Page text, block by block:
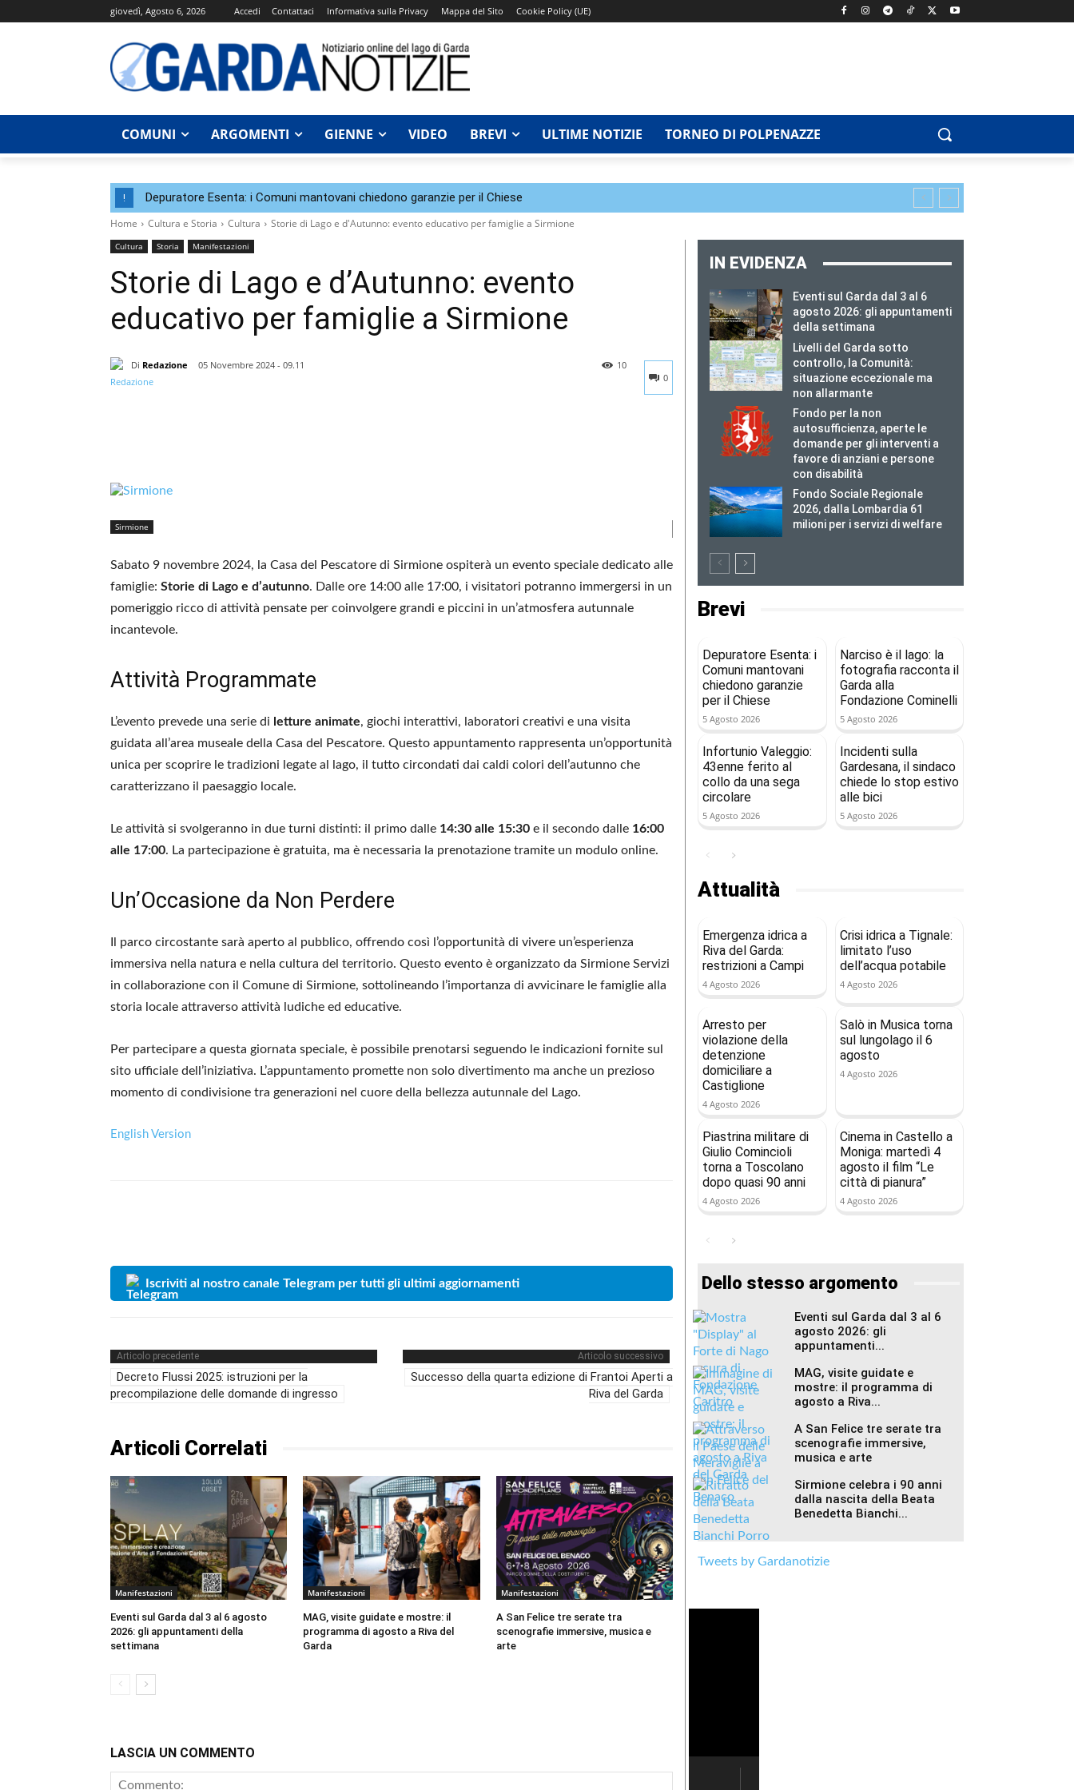
giovedì, Agosto 6, 2026 Accedi Contattaci Informativa sulla Privacy Mappa del Sito Cookie Policy (UE)
COMUNI ARGOMENTI GIENNE VIDEO BREVI ULTIME NOTIZIE TORNEO DI POLPENAZZE
! Depuratore Esenta: i Comuni mantovani chiedono garanzie per il Chiese
Home Cultura e Storia Cultura Storie di Lago e d'Autunno: evento educativo per famiglie a Sirmione
Cultura Storia Manifestazioni
Storie di Lago e d’Autunno: evento
educativo per famiglie a Sirmione
Di Redazione
05 Novembre 2024 - 09.11
0
10
Sirmione
Sabato 9 novembre 2024, la Casa del Pescatore di Sirmione ospiterà un evento speciale dedicato alle
famiglie: Storie di Lago e d’autunno. Dalle ore 14:00 alle 17:00, i visitatori potranno immergersi in un
pomeriggio ricco di attività pensate per coinvolgere grandi e piccini in un’atmosfera autunnale
incantevole.
Attività Programmate
L’evento prevede una serie di letture animate, giochi interattivi, laboratori creativi e una visita
guidata all’area museale della Casa del Pescatore. Questo appuntamento rappresenta un’opportunità
unica per scoprire le tradizioni legate al lago, il tutto circondati dai caldi colori dell’autunno che
caratterizzano il paesaggio locale.
Le attività si svolgeranno in due turni distinti: il primo dalle 14:30 alle 15:30 e il secondo dalle 16:00
alle 17:00. La partecipazione è gratuita, ma è necessaria la prenotazione tramite un modulo online.
Un’Occasione da Non Perdere
Il parco circostante sarà aperto al pubblico, offrendo così l’opportunità di vivere un’esperienza
immersiva nella natura e nella cultura del territorio. Questo evento è organizzato da Sirmione Servizi
in collaborazione con il Comune di Sirmione, sottolineando l’importanza di avvicinare le famiglie alla
storia locale attraverso attività ludiche ed educative.
Per partecipare a questa giornata speciale, è possibile prenotarsi seguendo le indicazioni fornite sul
sito ufficiale dell’iniziativa. L’appuntamento promette non solo divertimento ma anche un prezioso
momento di condivisione tra generazioni nel cuore della bellezza autunnale del Lago.
English Version
Iscriviti al nostro canale Telegram per tutti gli ultimi aggiornamenti
Articolo precedente
Decreto Flussi 2025: istruzioni per la
precompilazione delle domande di ingresso
Articolo successivo
Successo della quarta edizione di Frantoi Aperti a
Riva del Garda
Articoli Correlati
Manifestazioni
Eventi sul Garda dal 3 al 6 agosto
2026: gli appuntamenti della
settimana
Manifestazioni
MAG, visite guidate e mostre: il
programma di agosto a Riva del
Garda
Manifestazioni
A San Felice tre serate tra
scenografie immersive, musica e
arte
LASCIA UN COMMENTO
IN EVIDENZA
Eventi sul Garda dal 3 al 6
agosto 2026: gli appuntamenti
della settimana
Livelli del Garda sotto
controllo, la Comunità:
situazione eccezionale ma
non allarmante
Fondo per la non
autosufficienza, aperte le
domande per gli interventi a
favore di anziani e persone
con disabilità
Fondo Sociale Regionale
2026, dalla Lombardia 61
milioni per i servizi di welfare
Brevi
Depuratore Esenta: i
Comuni mantovani
chiedono garanzie
per il Chiese
5 Agosto 2026
Narciso è il lago: la
fotografia racconta il
Garda alla
Fondazione Cominelli
5 Agosto 2026
Infortunio Valeggio:
43enne ferito al
collo da una sega
circolare
5 Agosto 2026
Incidenti sulla
Gardesana, il sindaco
chiede lo stop estivo
alle bici
5 Agosto 2026
Attualità
Emergenza idrica a
Riva del Garda:
restrizioni a Campi
4 Agosto 2026
Crisi idrica a Tignale:
limitato l’uso
dell’acqua potabile
4 Agosto 2026
Arresto per
violazione della
detenzione
domiciliare a
Castiglione
4 Agosto 2026
Salò in Musica torna
sul lungolago il 6
agosto
4 Agosto 2026
Piastrina militare di
Giulio Comincioli
torna a Toscolano
dopo quasi 90 anni
4 Agosto 2026
Cinema in Castello a
Moniga: martedì 4
agosto il film “Le
città di pianura”
4 Agosto 2026
Dello stesso argomento
Eventi sul Garda dal 3 al 6
agosto 2026: gli
appuntamenti...
MAG, visite guidate e
mostre: il programma di
agosto a Riva...
A San Felice tre serate tra
scenografie immersive,
musica e arte
Sirmione celebra i 90 anni
dalla nascita della Beata
Benedetta Bianchi...
Tweets by Gardanotizie